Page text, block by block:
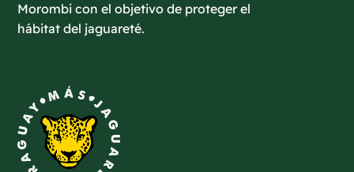
Morombi con el objetivo de proteger el
hábitat del jaguareté.